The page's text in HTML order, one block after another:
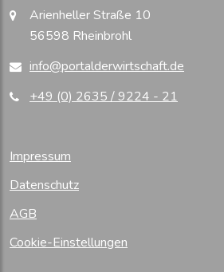
Arienheller Straße 10
56598 Rheinbrohl
info@portalderwirtschaft.de
+49 (0) 2635 / 9224 - 21
Impressum
Datenschutz
AGB
Cookie-Einstellungen